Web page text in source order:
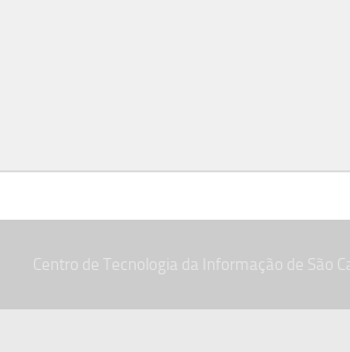
Centro de Tecnologia da Informação de São